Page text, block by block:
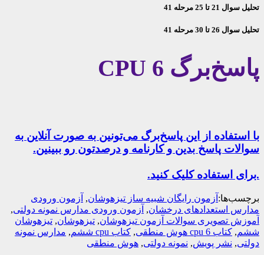
تحلیل سوال 21 تا 25 مرحله 41
تحلیل سوال 26 تا 30 مرحله 41
پاسخ‌برگ CPU 6
با استفاده از این پاسخ‌برگ می‌تونین به صورت آنلاین به
سوالات پاسخ بدین و کارنامه و درصدتون رو ببینین.
.برای استفاده کلیک کنید.
برچسب‌ها: آزمون رایگان شبیه ساز تیزهوشان, آزمون ورودی
مدارس استعدادهای درخشان, آزمون ورودی مدارس نمونه دولتی,
آموزش تصویری سوالات آزمون تیزهوشان, تیزهوشان, تیزهوشان
ششم, کتاب cpu 6 هوش منطقی , کتاب cpu ششم , مدارس نمونه
دولتی, نشر پویش, نمونه دولتی, هوش منطقی